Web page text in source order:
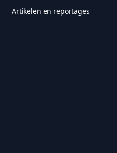
Artikelen en reportages